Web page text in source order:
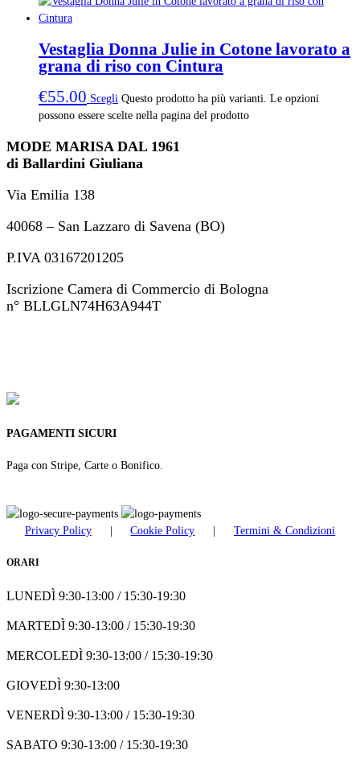
Vestaglia Donna Julie in Cotone lavorato a
grana di riso con Cintura
€55.00 Scegli Questo prodotto ha più varianti. Le opzioni
possono essere scelte nella pagina del prodotto
MODE MARISA DAL 1961
di Ballardini Giuliana
Via Emilia 138
40068 – San Lazzaro di Savena (BO)
P.IVA 03167201205
Iscrizione Camera di Commercio di Bologna
n° BLLGLN74H63A944T
PAGAMENTI SICURI
Paga con Stripe, Carte o Bonifico.
Privacy Policy | Cookie Policy | Termini & Condizioni
ORARI
LUNEDÌ 9:30-13:00 / 15:30-19:30
MARTEDÌ 9:30-13:00 / 15:30-19:30
MERCOLEDÌ 9:30-13:00 / 15:30-19:30
GIOVEDÌ 9:30-13:00
VENERDÌ 9:30-13:00 / 15:30-19:30
SABATO 9:30-13:00 / 15:30-19:30